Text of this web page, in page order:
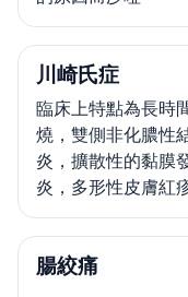
川崎氏症
臨床上特點為長時
燒，雙側非化膿性
炎，擴散性的黏膜
炎，多形性皮膚紅
腸絞痛